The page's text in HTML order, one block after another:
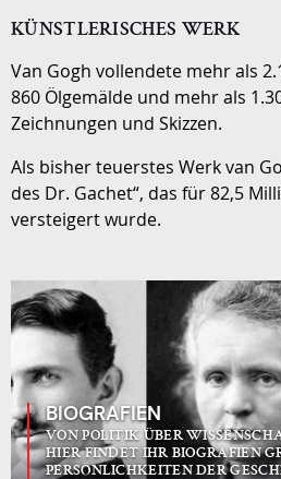
KÜNSTLERISCHES WERK
Van Gogh vollendete mehr als
860 Ölgemälde und mehr als
Zeichnungen und Skizzen.
Als bisher teuerstes Werk van
des Dr. Gachet“, das für 82,5
versteigert wurde.
BIOGRAFIEN
VON POLITIK ÜBER
HIER FINDET IHR BIOGRAFIEN
PERSÖNLICHKEITEN DER